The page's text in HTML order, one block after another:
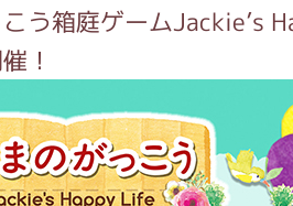
こう箱庭ゲーム
！
ンフォメーション
フォメーション